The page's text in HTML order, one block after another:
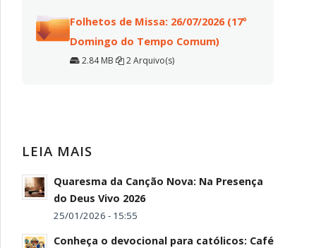
Folhetos de Missa: 26/07/2026 (17º
Domingo do Tempo Comum)
2.84 MB 2 Arquivo(s)
LEIA MAIS
Quaresma da Canção Nova: Na Presença
do Deus Vivo 2026
25/01/2026 - 15:55
Conheça o devocional para católicos: Café